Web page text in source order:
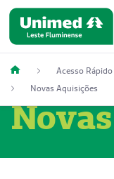
Acesso Rápido
Novas Aquisições